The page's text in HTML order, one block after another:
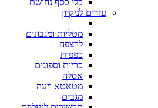
כלי כסף נחושת
עזרים לניקיון
מטליות ומגבונים
לרצפה
כפפות
כריות וספוגים
אסלה
מטאטא ויעה
מגבים